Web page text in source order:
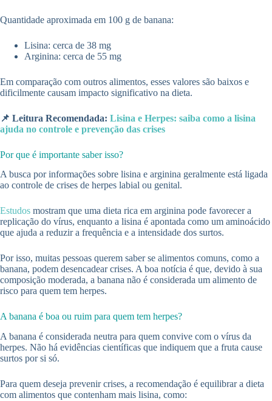
Quantidade aproximada em 100 g de banana:
Lisina: cerca de 38 mg
Arginina: cerca de 55 mg
Em comparação com outros alimentos, esses valores são baixos e
dificilmente causam impacto significativo na dieta.
📌 Leitura Recomendada: Lisina e Herpes: saiba como a lisina
ajuda no controle e prevenção das crises
Por que é importante saber isso?
A busca por informações sobre lisina e arginina geralmente está ligada
ao controle de crises de herpes labial ou genital.
Estudos mostram que uma dieta rica em arginina pode favorecer a
replicação do vírus, enquanto a lisina é apontada como um aminoácido
que ajuda a reduzir a frequência e a intensidade dos surtos.
Por isso, muitas pessoas querem saber se alimentos comuns, como a
banana, podem desencadear crises. A boa notícia é que, devido à sua
composição moderada, a banana não é considerada um alimento de
risco para quem tem herpes.
A banana é boa ou ruim para quem tem herpes?
A banana é considerada neutra para quem convive com o vírus da
herpes. Não há evidências científicas que indiquem que a fruta cause
surtos por si só.
Para quem deseja prevenir crises, a recomendação é equilibrar a dieta
com alimentos que contenham mais lisina, como: